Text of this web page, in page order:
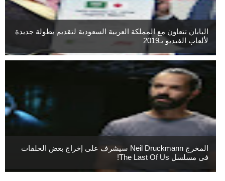
اليابان تتعاون مع المملكة العربية السعودية لتقديم بطولة جديدة
لألعاب الفيديو بـ2019
المخرج Neil Druckmann سيشرف على إخراج بعض الحلقات
فى مسلسل The Last Of Us!